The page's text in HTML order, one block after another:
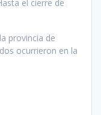
el cierre de
provincia de
ocurrieron en la